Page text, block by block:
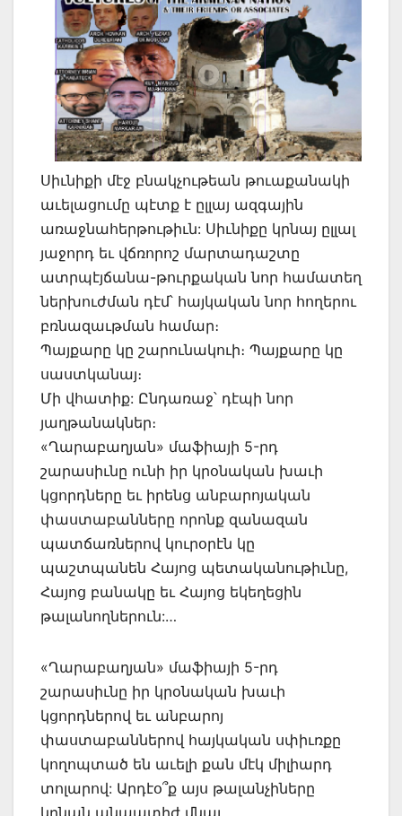
Սիւնիքի մէջ բնակչութեան թուաքանակի
աւելացումը պէտք է ըլլայ ազգային
առաջնահերթութիւն: Սիւնիքը կրնայ ըլլալ
յաջորդ եւ վճռորոշ մարտադաշտը
ատրպէյճանա-թուրքական նոր համատեղ
ներխուժման դէմ՝ հայկական նոր հողերու
բռնազաւթման համար։
Պայքարը կը շարունակուի։ Պայքարը կը
սաստկանայ։
Մի վհատիք: Ընդառաջ՝ դէպի նոր
յաղթանակներ։
«Ղարաբաղյան» մաֆիայի 5-րդ
շարասիւնը ունի իր կրօնական խաւի
կցորդները եւ իրենց անբարոյական
փաստաբանները որոնք զանազան
պատճառներով կուրօրէն կը
պաշտպանեն Հայոց պետականութիւնը,
Հայոց բանակը եւ Հայոց եկեղեցին
թալանողներուն:…
«Ղարաբաղյան» մաֆիայի 5-րդ
շարասիւնը իր կրօնական խաւի
կցորդներով եւ անբարոյ
փաստաբաններով հայկական սփիւռքը
կողոպտած են աւելի քան մէկ միլիարդ
տոլարով: Արդէօ՞ք այս թալանչիները
կրնան անպատիժ մնալ…